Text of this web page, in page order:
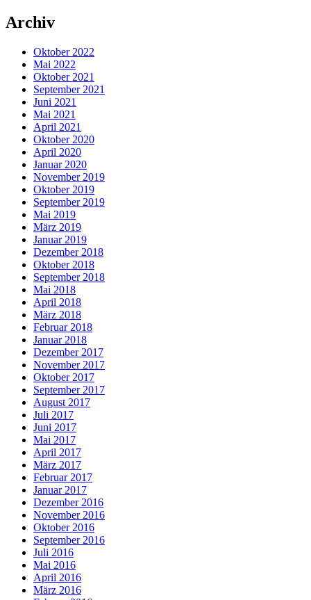
Archiv
Oktober 2022
Mai 2022
Oktober 2021
September 2021
Juni 2021
Mai 2021
April 2021
Oktober 2020
April 2020
Januar 2020
November 2019
Oktober 2019
September 2019
Mai 2019
März 2019
Januar 2019
Dezember 2018
Oktober 2018
September 2018
Mai 2018
April 2018
März 2018
Februar 2018
Januar 2018
Dezember 2017
November 2017
Oktober 2017
September 2017
August 2017
Juli 2017
Juni 2017
Mai 2017
April 2017
März 2017
Februar 2017
Januar 2017
Dezember 2016
November 2016
Oktober 2016
September 2016
Juli 2016
Mai 2016
April 2016
März 2016